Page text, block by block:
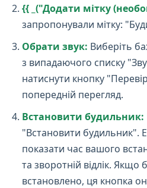
{{ _("Додати мітку
запропонували мітку:
Обрати звук: Виберіть
з випадаючого списку
натиснути кнопку
попередній перегляд.
Встановити будильник:
"Встановити будильник".
показати час вашого
та зворотній відлік. Якщо
встановлено, ця кнопка